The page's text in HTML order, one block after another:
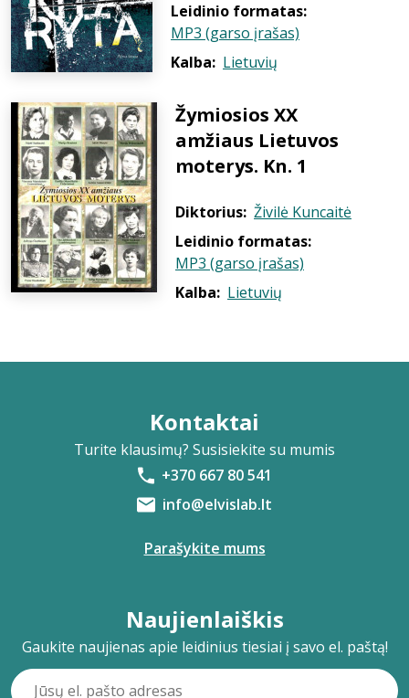
Leidinio formatas:
MP3 (garso įrašas)
Kalba: Lietuvių
Žymiosios XX
amžiaus Lietuvos
moterys. Kn. 1
Diktorius: Živilė Kuncaitė
Leidinio formatas:
MP3 (garso įrašas)
Kalba: Lietuvių
Kontaktai
Turite klausimų? Susisiekite su mumis
+370 667 80 541
info@elvislab.lt
Parašykite mums
Naujienlaiškis
Gaukite naujienas apie leidinius tiesiai į savo el. paštą!